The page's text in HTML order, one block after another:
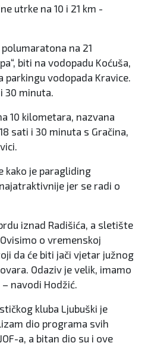
utrke na 10 i 21 km -
na 21
biti na vodopadu Koćuša,
parkingu vodopada Kravice.
30 minuta.
10 kilometara, nazvana
sati i 30 minuta s Gračina,
kako je paragliding
jer se radi o
iznad Radišića, a sletište
o vremenskoj
da će biti jači vjetar južnog
Odaziv je velik, imamo
navodi Hodžić.
kluba Ljubuški je
dio programa svih
a, a bitan dio su i ove